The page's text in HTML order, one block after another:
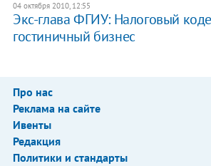
04 октября 2010, 12:55
Экс-глава ФГИУ: Налоговый
гостиничный бизнес
Про нас
Реклама на сайте
Ивенты
Редакция
Политики и стандарты